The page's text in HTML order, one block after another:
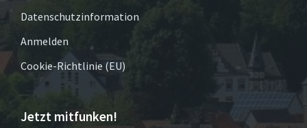
Datenschutzinformation
Anmelden
Cookie-Richtlinie (EU)
Jetzt mitfunken!